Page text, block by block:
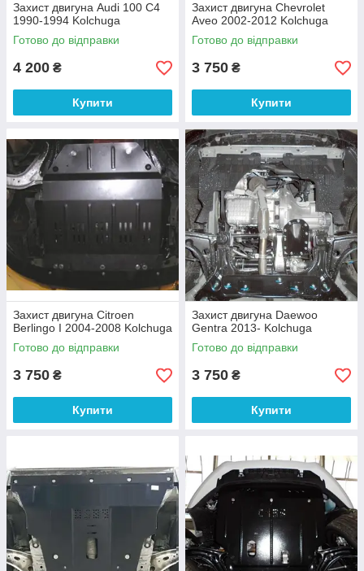
Захист двигуна Audi 100 С4
1990-1994 Kolchuga
Готово до відправки
4 200 ₴
Купити
Захист двигуна Chevrolet
Aveo 2002-2012 Kolchuga
Готово до відправки
3 750 ₴
Купити
Захист двигуна Citroen
Berlingo I 2004-2008 Kolchuga
Готово до відправки
3 750 ₴
Купити
Захист двигуна Daewoo
Gentra 2013- Kolchuga
Готово до відправки
3 750 ₴
Купити